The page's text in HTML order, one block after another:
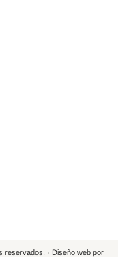
reservados. · Diseño web por